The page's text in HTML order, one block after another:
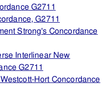
G2711
G2711
Strong's Concordance
Interlinear New
G2711
Hort Concordance